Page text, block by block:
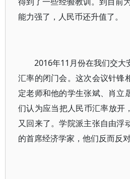
能力强了，人民币还升值了。
2016年11月份在我们交大
汇率的闭门会。这次会议针锋
定老师和他的学生张斌、肖立
们认为应当把人民币汇率放开
又回来了。学院派主张自由浮
的首席经济学家，他们反而反对